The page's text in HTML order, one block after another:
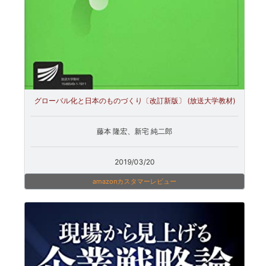
グローバル化と日本のものづくり〔改訂新版〕 (放送大学教材)
藤本 隆宏、新宅 純二郎
2019/03/20
amazonカスタマーレビュー